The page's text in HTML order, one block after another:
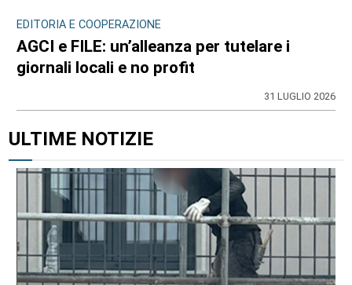
EDITORIA E COOPERAZIONE
AGCI e FILE: un’alleanza per tutelare i
giornali locali e no profit
31 LUGLIO 2026
ULTIME NOTIZIE